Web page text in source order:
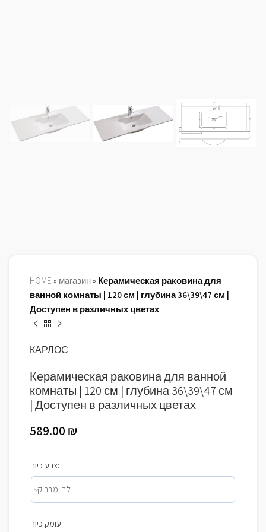
HOME » магазин» Керамическая раковина для
ванной комнаты | 120 см | глубина 36\39\47 см |
Доступен в различных цветах
КАРЛОС
Керамическая раковина для ванной
комнаты | 120 см | глубина 36\39\47 см
| Доступен в различных цветах
589.00 ₪
צבע כיור:
עומק כיור: